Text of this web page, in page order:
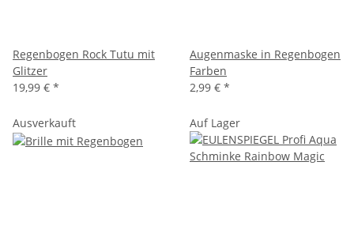
Regenbogen Rock Tutu mit
Glitzer
19,99 € *
Augenmaske in Regenbogen
Farben
2,99 € *
Ausverkauft Auf Lager